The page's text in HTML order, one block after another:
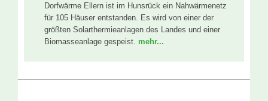
Dorfwärme Ellern ist im Hunsrück ein Nahwärmenetz
für 105 Häuser entstanden. Es wird von einer der
größten Solarthermieanlagen des Landes und einer
Biomasseanlage gespeist. mehr...